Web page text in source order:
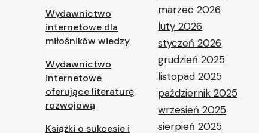
Wydawnictwo
internetowe dla
miłośników wiedzy
Wydawnictwo
internetowe
oferujące literaturę
rozwojową
Książki o sukcesie i
marzec 2026
luty 2026
styczeń 2026
grudzień 2025
listopad 2025
październik 2025
wrzesień 2025
sierpień 2025